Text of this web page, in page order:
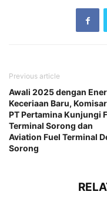
Previous article
Awali 2025 dengan
Keceriaan Baru,
PT Pertamina Kunjungi
Terminal Sorong dan
Aviation Fuel Terminal
Sorong